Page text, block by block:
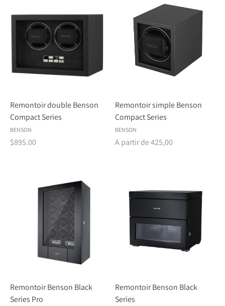
Remontoir double Benson
Compact Series
BENSON
$895.00
Remontoir simple Benson
Compact Series
BENSON
A partir de 425,00
Remontoir Benson Black
Series Pro
Remontoir Benson Black
Series